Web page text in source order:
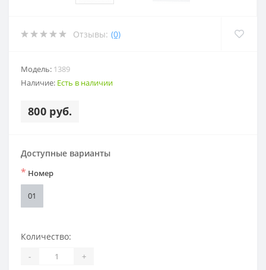
Отзывы: (0)
Модель: 1389
Наличие: Есть в наличии
800 руб.
Доступные варианты
* Номер
01
Количество:
- +